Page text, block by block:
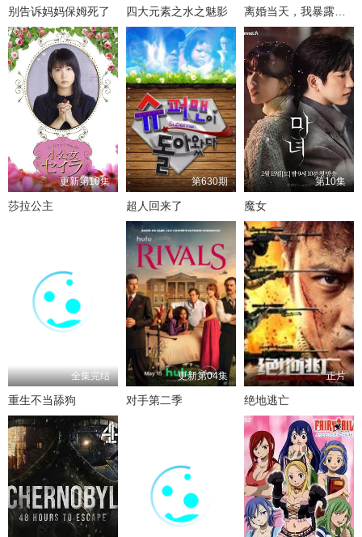
别告诉妈妈保姆死了 四大元素之水之魅影 离婚当天，我暴露了天师身份
更新第10集
莎拉公主
第630期
超人回来了
第10集
魔女
全集完结
重生不当舔狗
更新第04集
对手第二季
正片
绝地逃亡